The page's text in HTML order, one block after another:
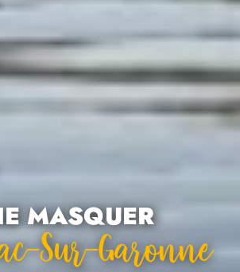
MASQUER
Sur-Garonne